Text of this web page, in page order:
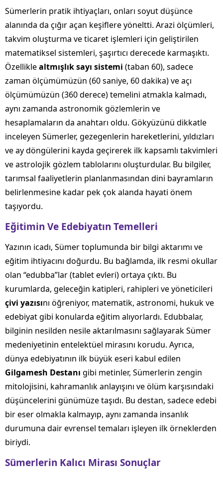
Sümerlerin pratik ihtiyaçları, onları soyut düşünce
alanında da çığır açan keşiflere yöneltti. Arazi ölçümleri,
takvim oluşturma ve ticaret işlemleri için geliştirilen
matematiksel sistemleri, şaşırtıcı derecede karmaşıktı.
Özelliklealtmışlık sayı sistemi (taban 60), sadece
zaman ölçümümüzün (60 saniye, 60 dakika) ve açı
ölçümümüzün (360 derece) temelini atmakla kalmadı,
aynı zamanda astronomik gözlemlerin ve
hesaplamaların da anahtarı oldu. Gökyüzünü dikkatle
inceleyen Sümerler, gezegenlerin hareketlerini, yıldızları
ve ay döngülerini kayda geçirerek ilk kapsamlı takvimleri
ve astrolojik gözlem tablolarını oluşturdular. Bu bilgiler,
tarımsal faaliyetlerin planlanmasından dini bayramların
belirlenmesine kadar pek çok alanda hayati önem
taşıyordu.
Eğitimin Ve Edebiyatın Temelleri
Yazının icadı, Sümer toplumunda bir bilgi aktarımı ve
eğitim ihtiyacını doğurdu. Bu bağlamda, ilk resmi okullar
olan “edubba”lar (tablet evleri) ortaya çıktı. Bu
kurumlarda, geleceğin katipleri, rahipleri ve yöneticileri
çivi yazısını öğreniyor, matematik, astronomi, hukuk ve
edebiyat gibi konularda eğitim alıyorlardı. Edubbalar,
bilginin nesilden nesile aktarılmasını sağlayarak Sümer
medeniyetinin entelektüel mirasını korudu. Ayrıca,
dünya edebiyatının ilk büyük eseri kabul edilen
Gilgamesh Destanı gibi metinler, Sümerlerin zengin
mitolojisini, kahramanlık anlayışını ve ölüm karşısındaki
düşüncelerini günümüze taşıdı. Bu destan, sadece edebi
bir eser olmakla kalmayıp, aynı zamanda insanlık
durumuna dair evrensel temaları işleyen ilk örneklerden
biriydi.
Sümerlerin Kalıcı Mirası Sonuçlar